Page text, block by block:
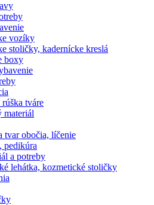
vozíky
stoličky, kadernícke kreslá
boxy
tváre
materiál
tvar obočia, líčenie
pedikúra
a potreby
lehátka, kozmetické stoličky